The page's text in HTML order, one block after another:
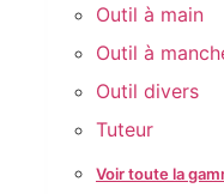
Outil à main
Outil à
Outil divers
Tuteur
Voir toute la